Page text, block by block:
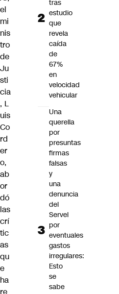
el
mi
nis
tro
de
Ju
sti
cia
, L
uis
Co
rd
er
o,
ab
or
dó
las
crí
tic
as
qu
e
ha
tras
estudio
que
revela
caída
de
67%
en
velocidad
vehicular
Una
querella
por
presuntas
firmas
falsas
y
una
denuncia
del
Servel
por
eventuales
gastos
irregulares:
Esto
se
sabe